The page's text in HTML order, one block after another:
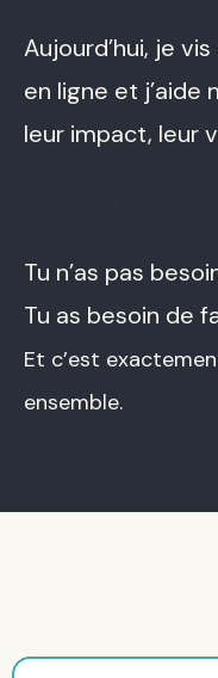
Aujourd’hui, je
en ligne et
leur impact, leur
Tu n’as pas
Tu as besoin de
Et c’est
ensemble.